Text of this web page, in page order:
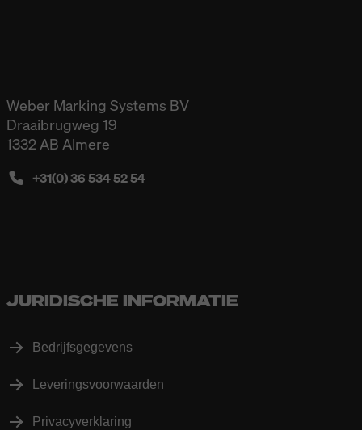
Weber Marking Systems BV
Draaibrugweg 19
1332 AB Almere
+31(0) 36 534 52 54
JURIDISCHE INFORMATIE
Bedrijfsgegevens
Leveringsvoorwaarden
Privacyverklaring